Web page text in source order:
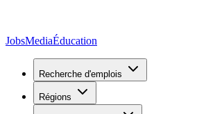
JobsMediaÉducation
Recherche d'emplois
Régions